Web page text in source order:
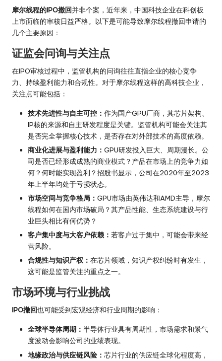
摩尔线程的IPO撤回并非个案，近年来，中国科技企业在科创板
上市面临的审核日益严格。以下是可能导致摩尔线程撤回申请的
几个主要原因：
证监会问询与关注点
在IPO审核过程中，监管机构的问询往往直指企业的核心竞争
力、持续盈利能力和合规性。对于摩尔线程这样的高科技企业，
关注点可能包括：
技术先进性与自主可控： 作为国产GPU厂商，其芯片架构、
IP核的来源和自主研发程度是关键。监管机构可能会关注其
是否完全掌握核心技术，是否存在对外部技术的高度依赖。
商业化进展与盈利能力： GPU研发投入巨大、周期漫长。公
司是否已经形成成熟的商业模式？产品在市场上的竞争力如
何？何时能实现盈利？招股书显示，公司在2020年至2023
年上半年均处于亏损状态。
市场空间与竞争格局： GPU市场由英伟达和AMD主导，摩尔
线程如何在国内市场破局？其产品性能、生态系统建设与行
业巨头相比有何优势？
客户集中度与大客户依赖： 若客户过于集中，可能会带来经
营风险。
合规性与知识产权： 在芯片领域，知识产权纠纷时有发生，
这可能是监管关注的重点之一。
市场环境与行业挑战
IPO撤回也可能受到宏观经济和行业周期的影响：
全球半导体周期： 半导体行业具有周期性，市场需求和景气
度波动会影响公司的业绩表现。
地缘政治与供应链风险： 芯片行业的供应链全球化程度高，